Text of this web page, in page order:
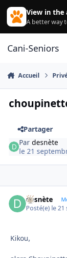
Aller au contenu
View in the
A better way
Cani-Seniors
Accueil
Partager
Pardesnète
le 21
desnète
Posté(e) le
Kikou,